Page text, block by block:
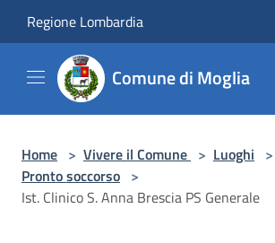
Regione Lombardia
Comune di Moglia
Home > Vivere il Comune > Luoghi >
Pronto soccorso >
Ist. Clinico S. Anna Brescia PS Generale